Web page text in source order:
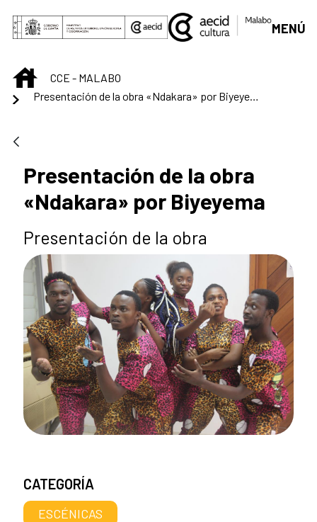
Saltar al contenido principal
MENÚ
INICIOCCE - MALABO
Presentación de la obra «Ndakara» por Biyeyema
Presentación de la obra
«Ndakara» por Biyeyema
Presentación de la obra
CATEGORÍA
ESCÉNICAS